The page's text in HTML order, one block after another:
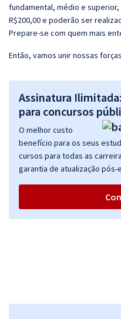
fundamental, médio e superior,
R$200,00 e poderão ser
Prepare-se com quem mais
Então, vamos unir nossas
Assinatura
para concursos
O melhor custo
benefício para os seus
cursos para todas as
garantia de atualização pós-